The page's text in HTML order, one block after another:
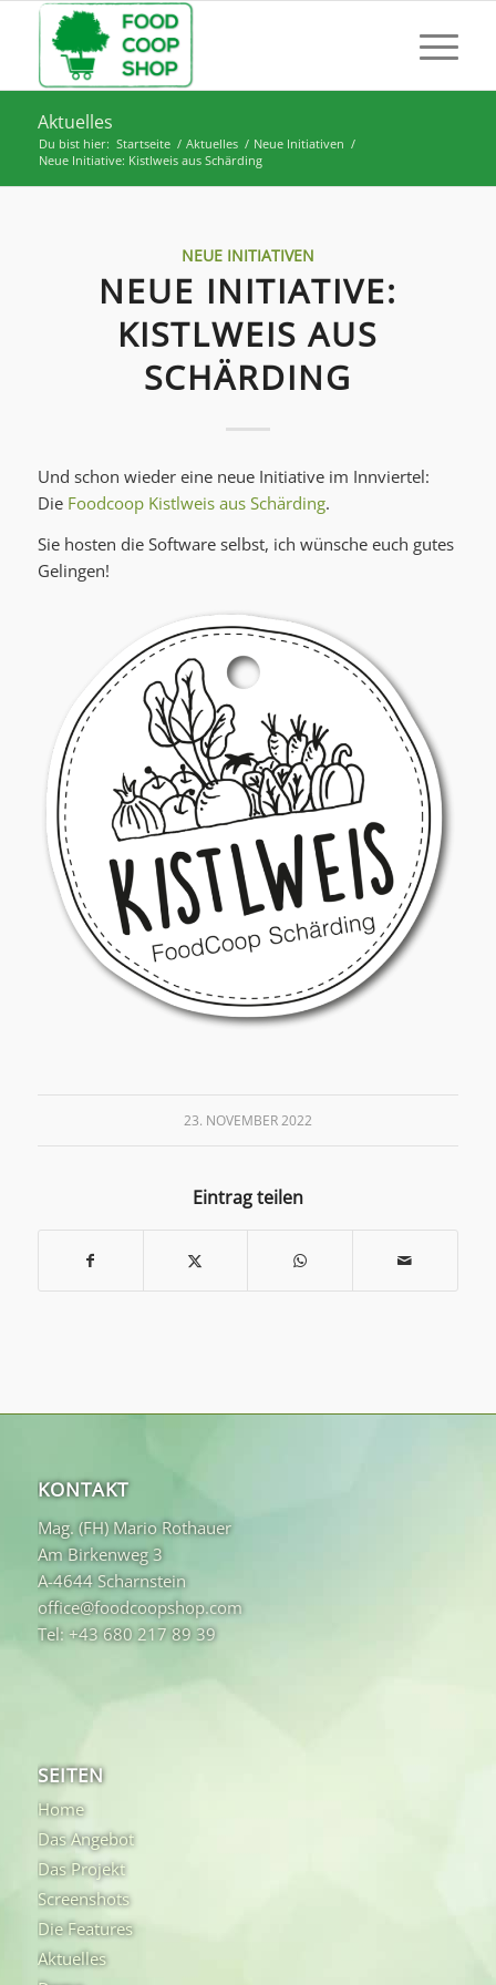
Aktuelles
Du bist hier: Startseite / Aktuelles / Neue Initiativen /
Neue Initiative: Kistlweis aus Schärding
NEUE INITIATIVEN
NEUE INITIATIVE:
KISTLWEIS AUS
SCHÄRDING
Und schon wieder eine neue Initiative im Innviertel:
Die Foodcoop Kistlweis aus Schärding.
Sie hosten die Software selbst, ich wünsche euch gutes
Gelingen!
23. NOVEMBER 2022
Eintrag teilen
KONTAKT
Mag. (FH) Mario Rothauer
Am Birkenweg 3
A-4644 Scharnstein
office@foodcoopshop.com
Tel: +43 680 217 89 39
SEITEN
Home
Das Angebot
Das Projekt
Screenshots
Die Features
Aktuelles